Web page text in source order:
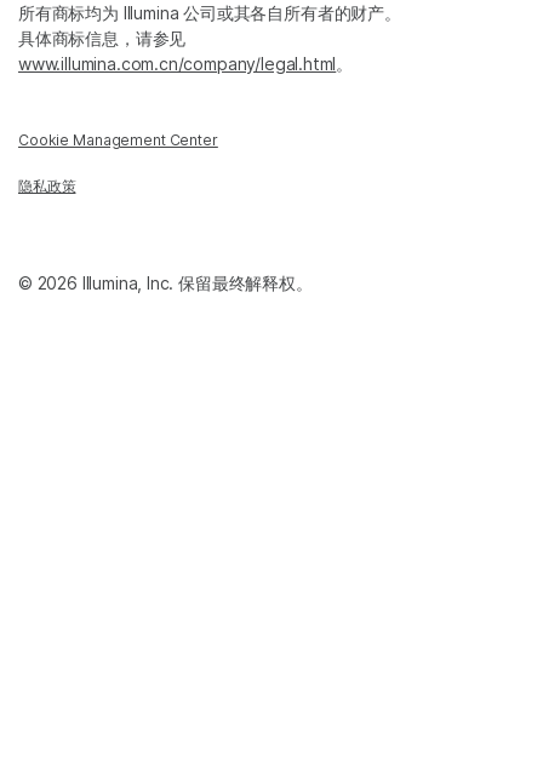
所有商标均为 Illumina 公司或其各自所有者的财产。
具体商标信息，请参见
www.illumina.com.cn/company/legal.html。
Cookie Management Center
隐私政策
© 2026 Illumina, Inc. 保留最终解释权。